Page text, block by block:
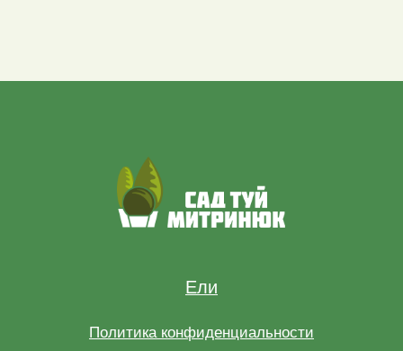
Все права защищены 2021-2024
ИП Митринюк Алексей
24 марта 2009 г.
ИНН 500712061208